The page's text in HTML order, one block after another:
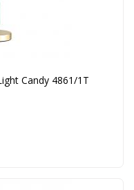
Candy 4861/1T